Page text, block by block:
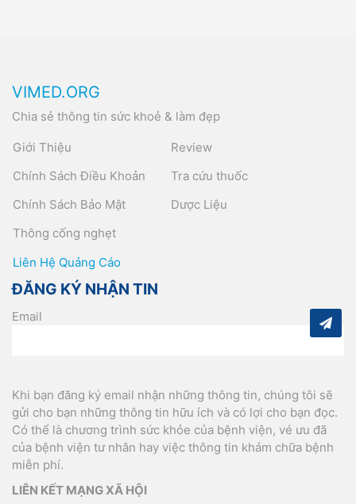
VIMED.ORG
Chia sẻ thông tin sức khoẻ & làm đẹp
Giới Thiệu
Chính Sách Điều Khoản
Chính Sách Bảo Mật
Thông cống nghẹt
Review
Tra cứu thuốc
Dược Liệu
Liên Hệ Quảng Cáo
ĐĂNG KÝ NHẬN TIN
Email
Khi bạn đăng ký email nhận những thông tin, chúng tôi sẽ
gửi cho bạn những thông tin hữu ích và có lợi cho bạn đọc.
Có thể là chương trình sức khỏe của bệnh viện, vé ưu đã
của bệnh viện tư nhân hay việc thông tin khám chữa bệnh
miễn phí.
LIÊN KẾT MẠNG XÃ HỘI